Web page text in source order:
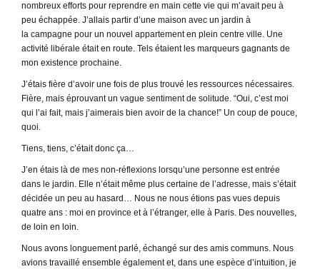
nombreux efforts pour reprendre en main cette vie qui m’avait peu à
peu échappée. J’allais partir d’une maison avec un jardin à
la campagne pour un nouvel appartement en plein centre ville. Une
activité libérale était en route. Tels étaient les marqueurs gagnants de
mon existence prochaine.
J’étais fière d’avoir une fois de plus trouvé les ressources nécessaires.
Fière, mais éprouvant un vague sentiment de solitude. “Oui, c’est moi
qui l’ai fait, mais j’aimerais bien avoir de la chance!” Un coup de pouce,
quoi.
Tiens, tiens, c’était donc ça…
J’en étais là de mes non-réflexions lorsqu’une personne est entrée
dans le jardin. Elle n’était même plus certaine de l’adresse, mais s’était
décidée un peu au hasard… Nous ne nous étions pas vues depuis
quatre ans : moi en province et à l’étranger, elle à Paris. Des nouvelles,
de loin en loin.
Nous avons longuement parlé, échangé sur des amis communs. Nous
avions travaillé ensemble également et, dans une espèce d’intuition, je